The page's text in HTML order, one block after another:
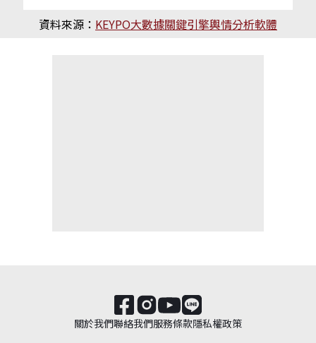
資料來源： KEYPO大數據關鍵引擎輿情分析軟體
關於我們聯絡我們服務條款隱私權政策